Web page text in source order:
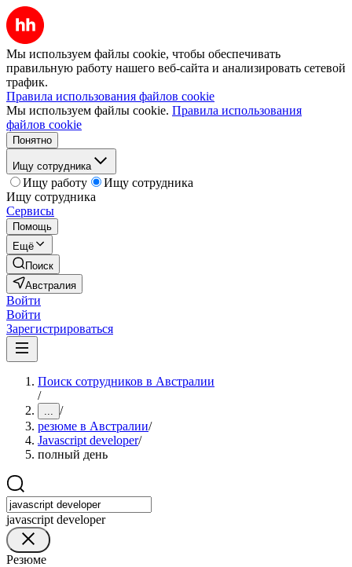
Мы используем файлы cookie, чтобы обеспечивать
правильную работу нашего веб-сайта и анализировать сетевой
трафик.
Правила использования файлов cookie
Мы используем файлы cookie. Правила использования
файлов cookie
Понятно
Ищу сотрудника
Ищу работу
Ищу сотрудника
Ищу сотрудника
Сервисы
Помощь
Ещё
Поиск
Австралия
Войти
Войти
Зарегистрироваться
Поиск сотрудников в Австралии
/
... /
резюме в Австралии/
Javascript developer/
полный день
javascript developer
Резюме